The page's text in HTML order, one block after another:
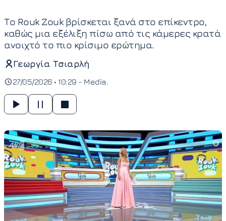
Το Rouk Zouk βρίσκεται ξανά στο επίκεντρο,
καθώς μια εξέλιξη πίσω από τις κάμερες κρατά
ανοιχτό το πιο κρίσιμο ερώτημα.
Γεωργία Τσιαρλή
27/05/2026 • 10:29 - Media